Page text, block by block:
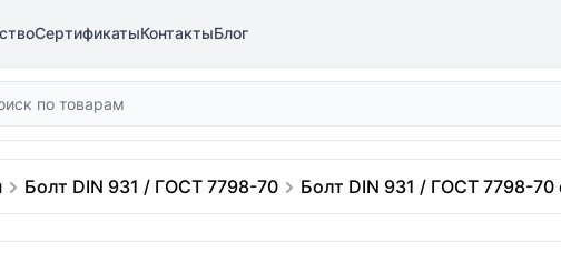
СертификатыКонтактыБлог
Болт DIN 931 / ГОСТ 7798-70 Болт DIN 931 / ГОСТ 7798-70